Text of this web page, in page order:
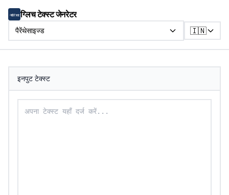
ग्लिच टेक्स्ट जेनरेटर
पैरेंथेसाइज्ड 🇮🇳
इनपुट टेक्स्ट
पैरेंथेसाइज्ड टेक्स्ट में बदलने के लिए अपना टेक्स्ट दर्ज करें